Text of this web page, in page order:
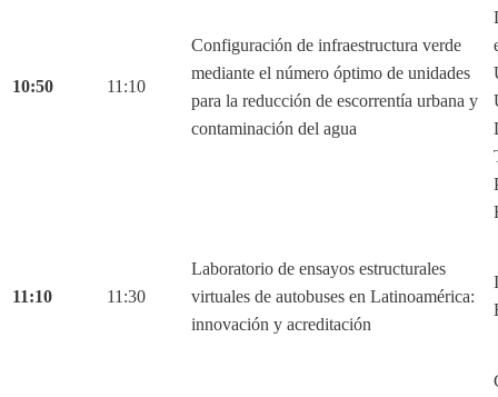
10:50 11:10
Configuración de infraestructura verde
mediante el número óptimo de unidades
para la reducción de escorrentía urbana y
contaminación del agua
11:10 11:30
Laboratorio de ensayos estructurales
virtuales de autobuses en Latinoamérica:
innovación y acreditación